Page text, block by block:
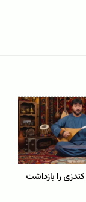
را بازداشت